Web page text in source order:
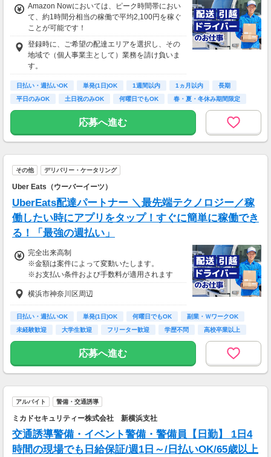
Amazon Nowにおいては、ピーク時間帯におい
て、約1時間分相当の稼働で平均2,100円を稼ぐ
ことが可能です！
登録時に、ご希望の配達エリアを選択し、その
地域で（個人事業主として）業務を請け負いま
す。
日払い・週払いOK 単発(1日)OK 1週間以内 1ヵ月以内
長期
平日のみOK
土日祝のみOK 何曜日でもOK 春・夏・冬休み期間限定
応募へ進む
その他 デリバリー・ケータリング
Uber Eats（ウーバーイーツ）
UberEats配達パートナー ＼最先端テクノロジー／稼
働したい時にアプリをタップ！すぐに簡単に稼働でき
る！「最強の週払い」
完全出来高制
※金額は案件によって変動いたします。
※お支払い条件および手数料が適用されます
横浜市神奈川区周辺
日払い・週払いOK 単発(1日)OK 何曜日でもOK
副業・ＷワークOK
未経験歓迎
大学生歓迎 フリーター歓迎 学歴不問 高校卒業以上
応募へ進む
アルバイト 警備・交通誘導
ミカドセキュリティー株式会社 新横浜支社
交通誘導警備・イベント警備・警備員【日勤】 1日4
時間の現場でも日給保証/週1日～/日払いOK/65歳以上